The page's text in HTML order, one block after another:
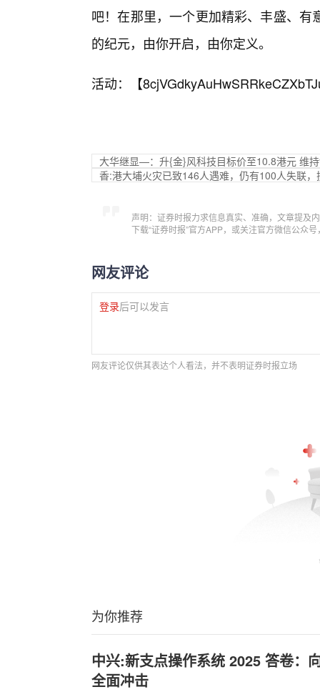
吧！在那里，一个更加精彩、丰盛、
的纪元，由你开启，由你定义。
活动：【
大华继显—：升{金}风科技目标价至10.8港元 维持
香:港大埔火灾已致146人遇难，仍有100人失联
声明：证券时报力求信息真实、准确，文章提及
下载“证券时报”官方APP，或关注官方微信公众
网友评论
登录后可以发言
网友评论仅供其表达个人看法，并不表明证券时报立场
为你推荐
中兴:新支点操作系统 2025 答卷：
全面冲击